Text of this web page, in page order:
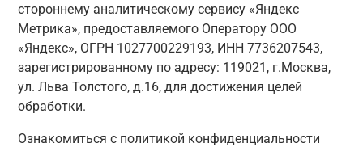
стороннему аналитическому сервису «Яндекс
Метрика», предоставляемого Оператору ООО
«Яндекс», ОГРН 1027700229193, ИНН 7736207543,
зарегистрированному по адресу: 119021, г.Москва,
ул. Льва Толстого, д.16, для достижения целей
обработки.
Ознакомиться с политикой конфиденциальности